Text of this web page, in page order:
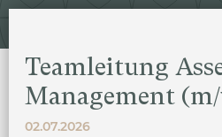
Teamleitung
Management
02.07.2026